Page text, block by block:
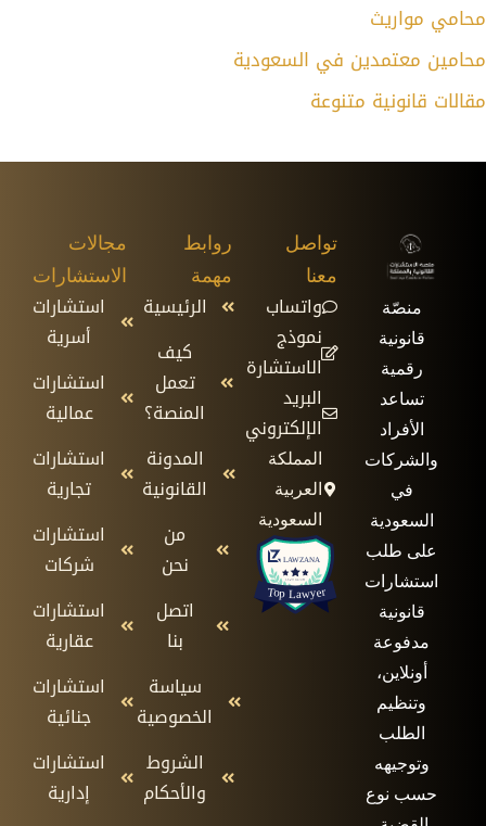
محامي مواريث
محامين معتمدين في السعودية
مقالات قانونية متنوعة
منصّة
قانونية
رقمية
تساعد
الأفراد
والشركات
في
السعودية
على طلب
استشارات
قانونية
مدفوعة
أونلاين،
وتنظيم
الطلب
وتوجيهه
حسب نوع
روابط
مهمة
الرئيسية
كيف
تعمل
المنصة؟
المدونة
القانونية
من
نحن
اتصل
بنا
سياسة
الخصوصية
الشروط
والأحكام
مجالات
الاستشارات
استشارات
أسرية
استشارات
عمالية
استشارات
تجارية
استشارات
شركات
استشارات
عقارية
استشارات
جنائية
استشارات
إدارية
تواصل
معنا
واتساب
نموذج
الاستشارة
البريد
الإلكتروني
المملكة
العربية
السعودية